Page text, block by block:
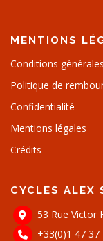
MENTIONS
Conditions
Politique de
Confidentialité
Mentions légales
Crédits
CYCLES ALEX
53 Rue Victor
+33(0)1 47 37